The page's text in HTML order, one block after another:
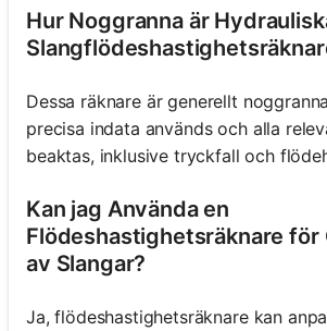
Hur Noggranna är
Dessa räknare är generellt
precisa indata används och alla
beaktas, inklusive tryckfall och
Kan jag Använda en
Flödeshastighetsräknare för
av Slangar?
Ja, flödeshastighetsräknare kan